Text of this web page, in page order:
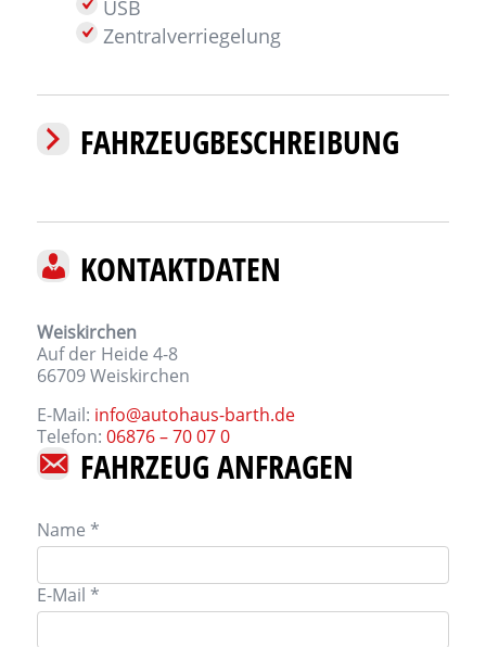
USB
Zentralverriegelung
FAHRZEUGBESCHREIBUNG
KONTAKTDATEN
Weiskirchen
Auf der Heide 4-8
66709 Weiskirchen
E-Mail: info@autohaus-barth.de
Telefon: 06876 – 70 07 0
FAHRZEUG ANFRAGEN
Name *
E-Mail *